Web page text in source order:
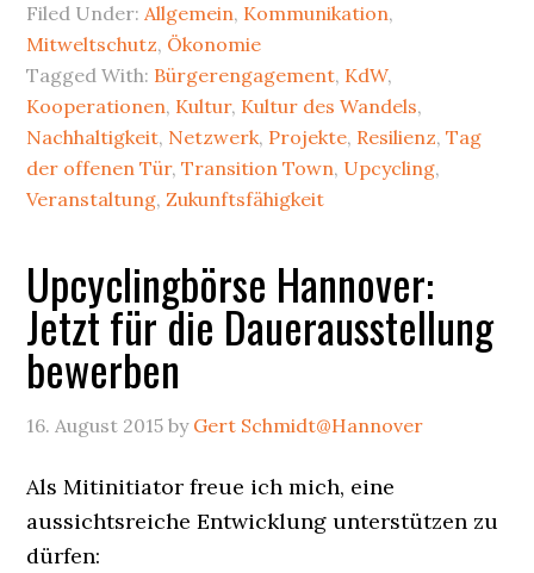
Wandels
–
KdW
–
Fest
2015
Cultura21
und
Tag
guten
aus
Köln
Filed Under:Allgemein, Kommunikation,
Mitweltschutz, Ökonomie
Tagged With: Bürgerengagement, KdW,
Kooperationen, Kultur, Kultur des Wandels,
Nachhaltigkeit, Netzwerk, Projekte, Resilienz,Tag
der offenen Tür,Transition Town, Upcycling,
Veranstaltung,Zukunftsfähigkeit
Upcyclingbörse Hannover:
Jetzt für die Dauerausstellung
bewerben
16. August 2015 by Gert Schmidt@Hannover
Als Mitinitiator freue ich mich, eine
aussichtsreiche Entwicklung unterstützen zu
dürfen: